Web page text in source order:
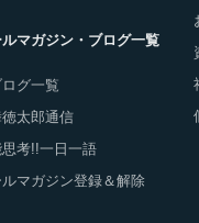
マガジン・ブログ一覧
グ一覧
太郎通信
考!!一日一語
マガジン登録＆解除